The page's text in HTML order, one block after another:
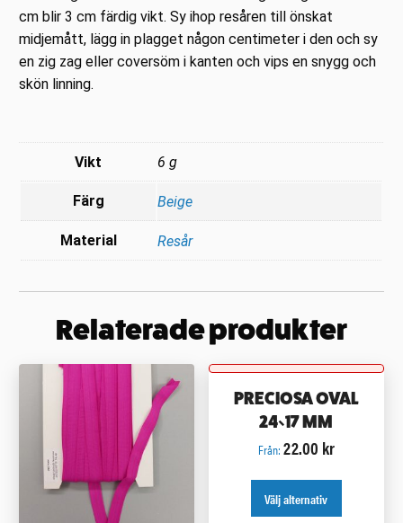
cm blir 3 cm färdig vikt. Sy ihop resåren till önskat
midjemått, lägg in plagget någon centimeter i den och sy
en zig zag eller coversöm i kanten och vips en snygg och
skön linning.
Vikt 6 g
Färg Beige
Material Resår
Relaterade produkter
PRECIOSA OVAL
24×17 MM
Från: 22.00 kr
Välj alternativ